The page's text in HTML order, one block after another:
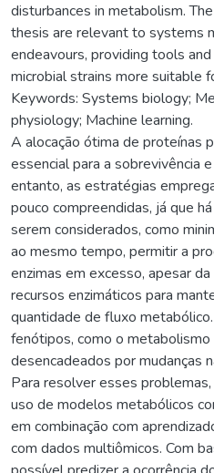
disturbances in metabolism.
thesis are relevant to systems
endeavours, providing tools
microbial strains more suitable
Keywords: Systems biology;
physiology; Machine learning.
A alocação ótima de proteínas
essencial para a sobrevivência
entanto, as estratégias
pouco compreendidas, já que
serem considerados, como
ao mesmo tempo, permitir a
enzimas em excesso, apesar
recursos enzimáticos para
quantidade de fluxo
fenótipos, como o
desencadeados por mudanças
Para resolver esses
uso de modelos metabólicos
em combinação com
com dados multiômicos. Com